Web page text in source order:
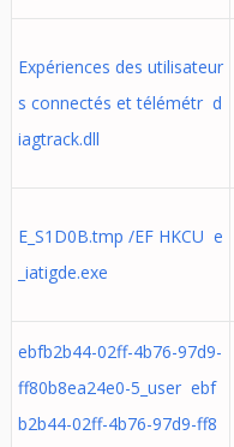
Expériences des utilisateur
s connectés et télémétr d
iagtrack.dll
E_S1D0B.tmp /EF HKCU e
_iatigde.exe
ebfb2b44-02ff-4b76-97d9-
ff80b8ea24e0-5_user ebf
b2b44-02ff-4b76-97d9-ff8